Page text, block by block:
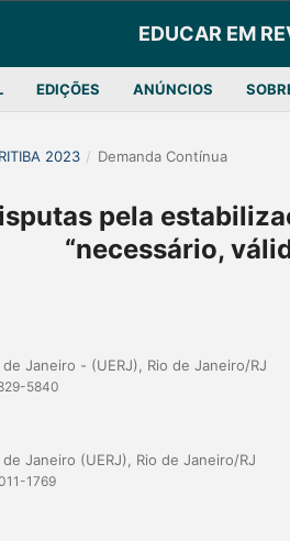
EDUCAR EM
EDIÇÕES ANÚNCIOS
2023 / Demanda Contínua
pela
“necessário,
Janeiro - (UERJ), Rio de Janeiro/RJ
5840
Janeiro (UERJ), Rio de Janeiro/RJ
1769